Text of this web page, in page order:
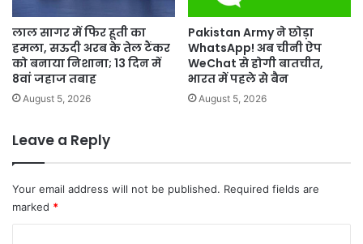
लाल सागर में फिर हूती का
हमला, सऊदी अरब के तेल टैंकर
को बनाया निशाना; 13 दिन में
8वां जहाज तबाह
August 5, 2026
Pakistan Army ने छोड़ा
WhatsApp! अब चीनी ऐप
WeChat से होगी बातचीत,
भारत में पहले से बैन
August 5, 2026
Leave a Reply
Your email address will not be published. Required fields are
marked *